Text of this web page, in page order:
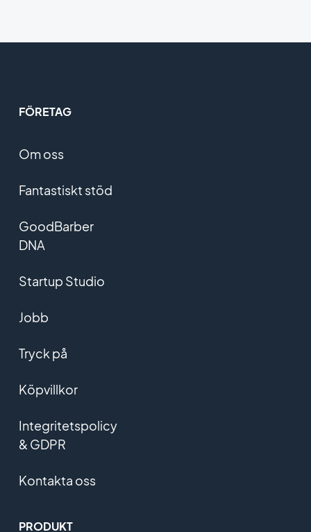
FÖRETAG
Om oss
Fantastiskt stöd
GoodBarber
DNA
Startup Studio
Jobb
Tryck på
Köpvillkor
Integritetspolicy
& GDPR
Kontakta oss
PRODUKT